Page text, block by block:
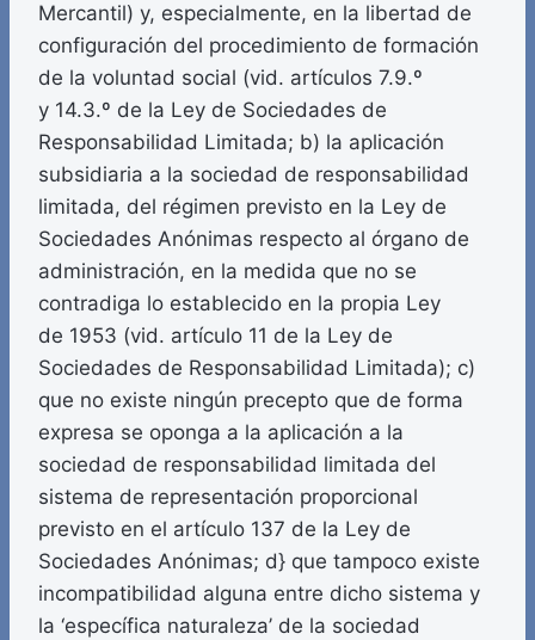
Mercantil) y, especialmente, en la libertad de
configuración del procedimiento de formación
de la voluntad social (vid. artículos 7.9.º
y 14.3.º de la Ley de Sociedades de
Responsabilidad Limitada; b) la aplicación
subsidiaria a la sociedad de responsabilidad
limitada, del régimen previsto en la Ley de
Sociedades Anónimas respecto al órgano de
administración, en la medida que no se
contradiga lo establecido en la propia Ley
de 1953 (vid. artículo 11 de la Ley de
Sociedades de Responsabilidad Limitada); c)
que no existe ningún precepto que de forma
expresa se oponga a la aplicación a la
sociedad de responsabilidad limitada del
sistema de representación proporcional
previsto en el artículo 137 de la Ley de
Sociedades Anónimas; d} que tampoco existe
incompatibilidad alguna entre dicho sistema y
la ‘específica naturaleza’ de la sociedad